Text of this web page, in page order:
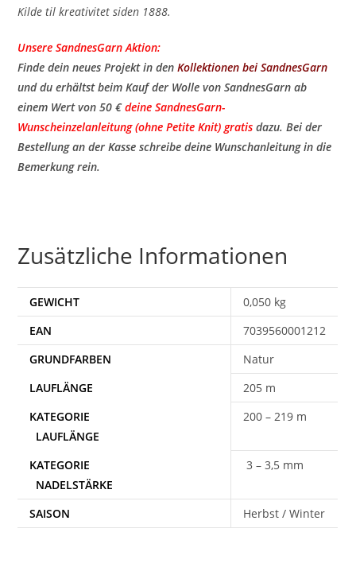
Kilde til kreativitet siden 1888.
Unsere SandnesGarn Aktion:
Finde dein neues Projekt in denKollektionen bei SandnesGarn
und du erhältst beim Kauf der Wolle von SandnesGarn ab
einem Wert von 50 €deine SandnesGarn-
Wunscheinzelanleitung (ohne Petite Knit) gratis ​ dazu. Bei der
Bestellung an der Kasse schreibe deine Wunschanleitung in die
Bemerkung rein.
Zusätzliche Informationen
GEWICHT
0,050 kg
EAN
7039560001212
Natur
205 m
200 – 219 m
3 – 3,5 mm
SAISON Herbst / Winter